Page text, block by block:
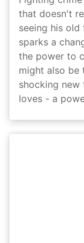
that doesn't
seeing his
sparks a
the power to
might also be
shocking
loves - a